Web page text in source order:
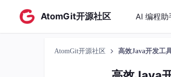
AtomGit开源社区 AI 编程助
AtomGit开源社区 高效Java开发工